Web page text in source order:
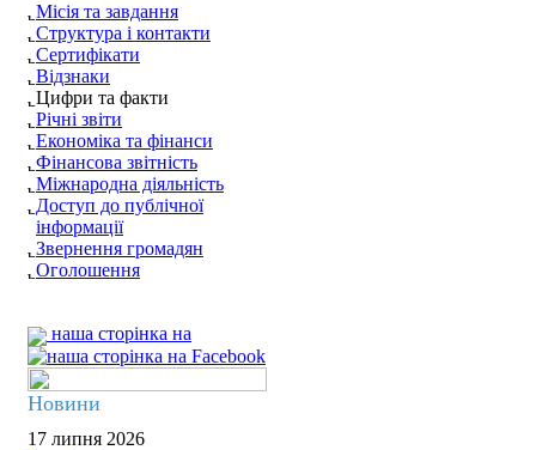
Місія та завдання
Структура і контакти
Сертифікати
Відзнаки
Цифри та факти
Річні звіти
Економіка та фінанси
Фінансова звітність
Міжнародна діяльність
Доступ до публічної
інформації
Звернення громадян
Оголошення
наша сторінка на
Новини
17 липня 2026